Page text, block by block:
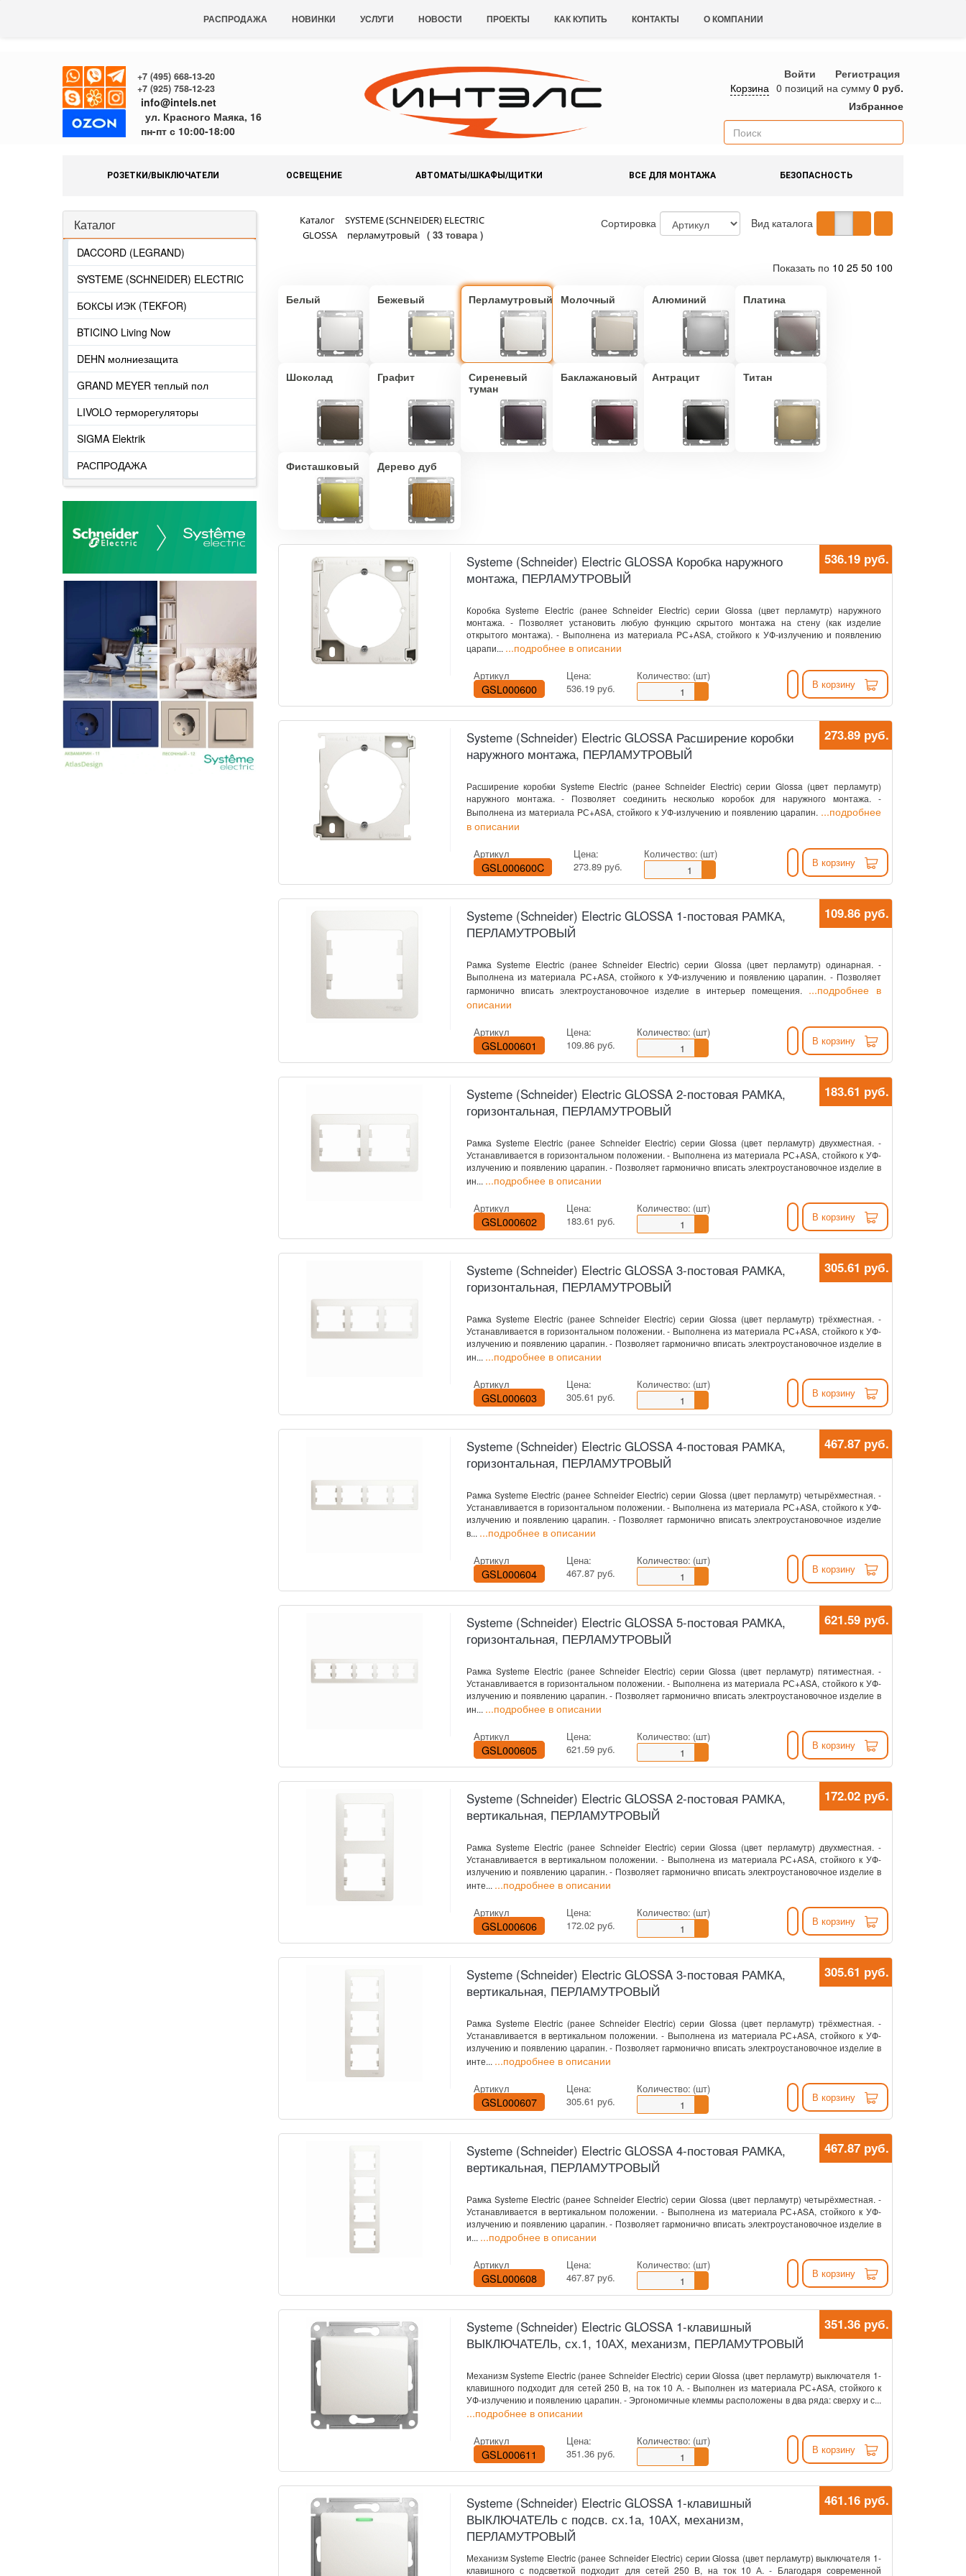
РАСПРОДАЖА НОВИНКИ УСЛУГИ НОВОСТИ ПРОЕКТЫ КАК КУПИТЬ КОНТАКТЫ О КОМПАНИИ
+7 (495) 668-13-20
+7 (925) 758-12-23
info@intels.net
ул. Красного Маяка, 16
пн-пт с 10:00-18:00
Войти
Регистрация
Корзина 0 позиций на сумму 0 руб.
Избранное
РОЗЕТКИ/ВЫКЛЮЧАТЕЛИ ОСВЕЩЕНИЕ АВТОМАТЫ/ШКАФЫ/ЩИТКИ ВСЕ ДЛЯ МОНТАЖА БЕЗОПАСНОСТЬ
Каталог
DACCORD (LEGRAND)
SYSTEME (SCHNEIDER) ELECTRIC
БОКСЫ ИЭК (TEKFOR)
BTICINO Living Now
DEHN молниезащита
GRAND MEYER теплый пол
LIVOLO терморегуляторы
SIGMA Elektrik
РАСПРОДАЖА
Каталог
SYSTEME (SCHNEIDER) ELECTRIC
GLOSSA
перламутровый ( 33 товара )
Bид каталога
Сортировка
Показать по 10 25 50 100
Белый Бежевый Перламутровый Молочный Алюминий Платина
Шоколад Графит
Сиреневый
туман
Баклажановый Антрацит Титан
Фисташковый Дерево дуб
536.19 руб.
Systeme (Schneider) Electric GLOSSA Коробка наружного
монтажа, ПЕРЛАМУТРОВЫЙ
Коробка Systeme Electric (ранее Schneider Electric) серии Glossa (цвет перламутр) наружного
монтажа. - Позволяет установить любую функцию скрытого монтажа на стену (как изделие
открытого монтажа). - Выполнена из материала PС+ASA, стойкого к УФ-излучению и появлению
царапи... ...подробнее в описании
Артикул
GSL000600
Цена:
536.19 руб.
Количество: (шт)
В корзину
273.89 руб.
Systeme (Schneider) Electric GLOSSA Расширение коробки
наружного монтажа, ПЕРЛАМУТРОВЫЙ
Расширение коробки Systeme Electric (ранее Schneider Electric) серии Glossa (цвет перламутр)
наружного монтажа. - Позволяет соединить несколько коробок для наружного монтажа. -
Выполнена из материала PС+ASA, стойкого к УФ-излучению и появлению царапин. ...подробнее
в описании
Артикул
GSL000600C
Цена:
273.89 руб.
Количество: (шт)
В корзину
109.86 руб.
Systeme (Schneider) Electric GLOSSA 1-постовая РАМКА,
ПЕРЛАМУТРОВЫЙ
Рамка Systeme Electric (ранее Schneider Electric) серии Glossa (цвет перламутр) одинарная. -
Выполнена из материала PС+ASA, стойкого к УФ-излучению и появлению царапин. - Позволяет
гармонично вписать электроустановочное изделие в интерьер помещения. ...подробнее в
описании
Артикул
GSL000601
Цена:
109.86 руб.
Количество: (шт)
В корзину
183.61 руб.
Systeme (Schneider) Electric GLOSSA 2-постовая РАМКА,
горизонтальная, ПЕРЛАМУТРОВЫЙ
Рамка Systeme Electric (ранее Schneider Electric) серии Glossa (цвет перламутр) двухместная. -
Устанавливается в горизонтальном положении. - Выполнена из материала PС+ASA, стойкого к УФ-
излучению и появлению царапин. - Позволяет гармонично вписать электроустановочное изделие в
ин... ...подробнее в описании
Артикул
GSL000602
Цена:
183.61 руб.
Количество: (шт)
В корзину
305.61 руб.
Systeme (Schneider) Electric GLOSSA 3-постовая РАМКА,
горизонтальная, ПЕРЛАМУТРОВЫЙ
Рамка Systeme Electric (ранее Schneider Electric) серии Glossa (цвет перламутр) трёхместная. -
Устанавливается в горизонтальном положении. - Выполнена из материала PС+ASA, стойкого к УФ-
излучению и появлению царапин. - Позволяет гармонично вписать электроустановочное изделие в
ин... ...подробнее в описании
Артикул
GSL000603
Цена:
305.61 руб.
Количество: (шт)
В корзину
467.87 руб.
Systeme (Schneider) Electric GLOSSA 4-постовая РАМКА,
горизонтальная, ПЕРЛАМУТРОВЫЙ
Рамка Systeme Electric (ранее Schneider Electric) серии Glossa (цвет перламутр) четырёхместная. -
Устанавливается в горизонтальном положении. - Выполнена из материала PС+ASA, стойкого к УФ-
излучению и появлению царапин. - Позволяет гармонично вписать электроустановочное изделие
в... ...подробнее в описании
Артикул
GSL000604
Цена:
467.87 руб.
Количество: (шт)
В корзину
621.59 руб.
Systeme (Schneider) Electric GLOSSA 5-постовая РАМКА,
горизонтальная, ПЕРЛАМУТРОВЫЙ
Рамка Systeme Electric (ранее Schneider Electric) серии Glossa (цвет перламутр) пятиместная. -
Устанавливается в горизонтальном положении. - Выполнена из материала PС+ASA, стойкого к УФ-
излучению и появлению царапин. - Позволяет гармонично вписать электроустановочное изделие в
ин... ...подробнее в описании
Артикул
GSL000605
Цена:
621.59 руб.
Количество: (шт)
В корзину
172.02 руб.
Systeme (Schneider) Electric GLOSSA 2-постовая РАМКА,
вертикальная, ПЕРЛАМУТРОВЫЙ
Рамка Systeme Electric (ранее Schneider Electric) серии Glossa (цвет перламутр) двухместная. -
Устанавливается в вертикальном положении. - Выполнена из материала PС+ASA, стойкого к УФ-
излучению и появлению царапин. - Позволяет гармонично вписать электроустановочное изделие в
инте... ...подробнее в описании
Артикул
GSL000606
Цена:
172.02 руб.
Количество: (шт)
В корзину
305.61 руб.
Systeme (Schneider) Electric GLOSSA 3-постовая РАМКА,
вертикальная, ПЕРЛАМУТРОВЫЙ
Рамка Systeme Electric (ранее Schneider Electric) серии Glossa (цвет перламутр) трёхместная. -
Устанавливается в вертикальном положении. - Выполнена из материала PС+ASA, стойкого к УФ-
излучению и появлению царапин. - Позволяет гармонично вписать электроустановочное изделие в
инте... ...подробнее в описании
Артикул
GSL000607
Цена:
305.61 руб.
Количество: (шт)
В корзину
467.87 руб.
Systeme (Schneider) Electric GLOSSA 4-постовая РАМКА,
вертикальная, ПЕРЛАМУТРОВЫЙ
Рамка Systeme Electric (ранее Schneider Electric) серии Glossa (цвет перламутр) четырёхместная. -
Устанавливается в вертикальном положении. - Выполнена из материала PС+ASA, стойкого к УФ-
излучению и появлению царапин. - Позволяет гармонично вписать электроустановочное изделие в
и... ...подробнее в описании
Артикул
GSL000608
Цена:
467.87 руб.
Количество: (шт)
В корзину
351.36 руб.
Systeme (Schneider) Electric GLOSSA 1-клавишный
ВЫКЛЮЧАТЕЛЬ, сх.1, 10АХ, механизм, ПЕРЛАМУТРОВЫЙ
Механизм Systeme Electric (ранее Schneider Electric) серии Glossa (цвет перламутр) выключателя 1-
клавишного подходит для сетей 250 В, на ток 10 А. - Выполнен из материала PС+ASA, стойкого к
УФ-излучению и появлению царапин. - Эргономичные клеммы расположены в два ряда: сверху и с...
...подробнее в описании
Артикул
GSL000611
Цена:
351.36 руб.
Количество: (шт)
В корзину
461.16 руб.
Systeme (Schneider) Electric GLOSSA 1-клавишный
ВЫКЛЮЧАТЕЛЬ с подсв. сх.1а, 10АХ, механизм,
ПЕРЛАМУТРОВЫЙ
Механизм Systeme Electric (ранее Schneider Electric) серии Glossa (цвет перламутр) выключателя 1-
клавишного с подсветкой подходит для сетей 250 В, на ток 10 А. - Благодаря современной